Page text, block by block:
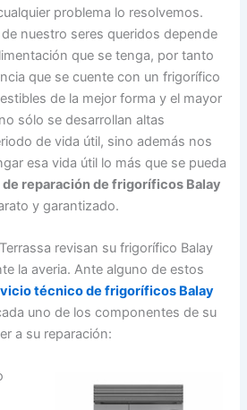
problema lo resolvemos.
nuestro seres queridos depende
que se tenga, por tanto
que se cuente con un frigorífico
de la mejor forma y el mayor
sólo se desarrollan altas
de vida útil, sino además nos
esa vida útil lo más que se pueda
reparación de frigoríficos Balay
y garantizado.
revisan su frigorífico Balay
la averia. Ante alguno de estos
técnico de frigoríficos Balay
uno de los componentes de su
a su reparación: